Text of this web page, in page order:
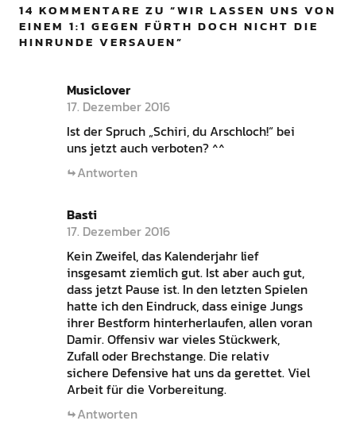
14 KOMMENTARE ZU “WIR LASSEN UNS VON
EINEM 1:1 GEGEN FÜRTH DOCH NICHT DIE
HINRUNDE VERSAUEN”
Musiclover
17. Dezember 2016
Ist der Spruch „Schiri, du Arschloch!“ bei
uns jetzt auch verboten? ^^
Antworten
Basti
17. Dezember 2016
Kein Zweifel, das Kalenderjahr lief
insgesamt ziemlich gut. Ist aber auch gut,
dass jetzt Pause ist. In den letzten Spielen
hatte ich den Eindruck, dass einige Jungs
ihrer Bestform hinterherlaufen, allen voran
Damir. Offensiv war vieles Stückwerk,
Zufall oder Brechstange. Die relativ
sichere Defensive hat uns da gerettet. Viel
Arbeit für die Vorbereitung.
Antworten